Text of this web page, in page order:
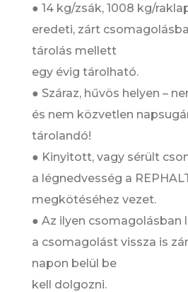
● 14 kg/zsák, 1008 kg/
eredeti, zárt
tárolás mellett
egy évig tárolható.
● Száraz, hűvös helyen –
és nem közvetlen
tárolandó!
● Kinyitott, vagy sérült
a légnedvesség a
megkötéséhez vezet.
● Az ilyen csomagolásban
a csomagolást vissza is
napon belül be
kell dolgozni.